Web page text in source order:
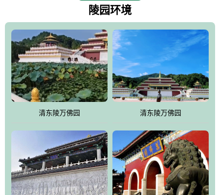
万佛园位于遵化市境内，座落在世界文化遗产清东陵地形墙内，地
形绝佳，地理位置优越，交通便利。公司以“建设全国顶级人生后花
园、打造佛教精品旅游圣地”为目标，以海外归侨、国内外知名人士
的墓地安葬、祭祀吊亡并结合旅游参观构成其主要使用功能；以苍
郁绚丽、优雅宜人的园林景观构成其外部形象。通过墓园建设与造
园手法相结合的默契操作，建成一处特色鲜明、服务周全、环境优
美、民族风格突出，与周边文物古迹交相呼应的极具吸引力的花园
式园林。
万佛园工程一期占地448亩，目前完成投资近12亿元人民币，园区采
用全仿古式建筑，寻求与世界文化遗产地清东陵的和谐统一，在园
区建设中寻求陵园建设与景区建设的有机融合，充分发挥独一无二
的地形优势，打造现代艺术园林，建设旅游景观、寺庙、酒店等综
合服务设施，服务于陵园经营，使企业的多元化经营项目相互依
托、相互促进，园区绿化覆盖率达90%。
陵园环境
清东陵万佛园 清东陵万佛园